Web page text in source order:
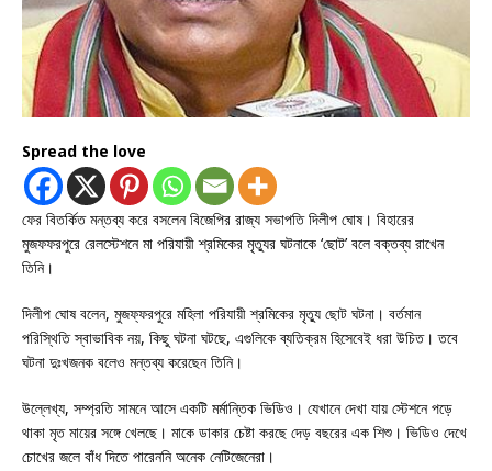
Spread the love
ফের বিতর্কিত মন্তব্য করে বসলেন বিজেপির রাজ্য সভাপতি দিলীপ ঘোষ। বিহারের
মুজফফরপুরে রেলস্টেশনে মা পরিযায়ী শ্রমিকের মৃত্যুর ঘটনাকে ‘ছোট’ বলে বক্তব্য রাখেন
তিনি।
দিলীপ ঘোষ বলেন, মুজফ্ফরপুরে মহিলা পরিযায়ী শ্রমিকের মৃত্যু ছোট ঘটনা। বর্তমান
পরিস্থিতি স্বাভাবিক নয়, কিছু ঘটনা ঘটছে, এগুলিকে ব্যতিক্রম হিসেবেই ধরা উচিত। তবে
ঘটনা দুঃখজনক বলেও মন্তব্য করেছেন তিনি।
উল্লেখ্য, সম্প্রতি সামনে আসে একটি মর্মান্তিক ভিডিও। যেখানে দেখা যায় স্টেশনে পড়ে
থাকা মৃত মায়ের সঙ্গে খেলছে। মাকে ডাকার চেষ্টা করছে দেড় বছরের এক শিশু। ভিডিও দেখে
চোখের জলে বাঁধ দিতে পারেননি অনেক নেটিজেনেরা।